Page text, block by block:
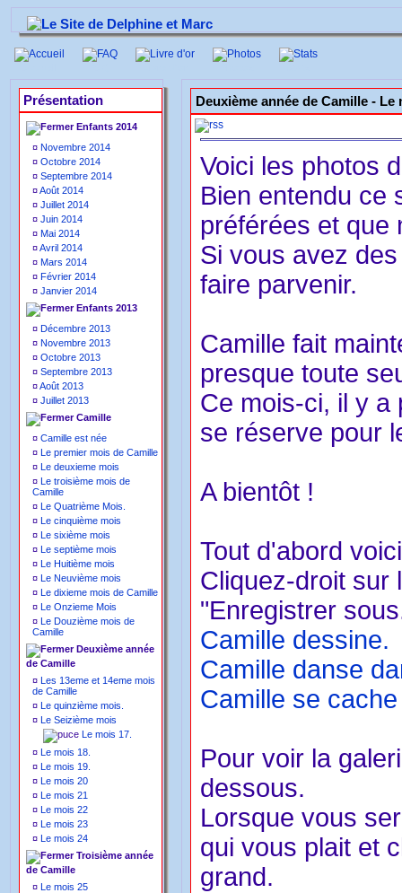
Présentation
Enfants 2014
¤ Novembre 2014
¤ Octobre 2014
¤ Septembre 2014
¤Août 2014
¤ Juillet 2014
¤ Juin 2014
¤ Mai 2014
¤Avril 2014
¤ Mars 2014
¤ Février 2014
¤ Janvier 2014
Enfants 2013
¤ Décembre 2013
¤ Novembre 2013
¤ Octobre 2013
¤ Septembre 2013
¤Août 2013
¤ Juillet 2013
Camille
¤ Camille est née
¤ Le premier mois de Camille
¤ Le deuxieme mois
¤ Le troisième mois de
Camille
¤ Le Quatrième Mois.
¤ Le cinquième mois
¤ Le sixième mois
¤ Le septième mois
¤ Le Huitième mois
¤ Le Neuvième mois
¤ Le dixieme mois de Camille
¤ Le Onzieme Mois
¤ Le Douzième mois de
Camille
Deuxième année
de Camille
¤ Les 13eme et 14eme mois
de Camille
¤ Le quinzième mois.
¤ Le Seizième mois
Le mois 17.
¤ Le mois 18.
¤ Le mois 19.
¤ Le mois 20
¤ Le mois 21
¤ Le mois 22
¤ Le mois 23
¤ Le mois 24
Troisième année
de Camille
¤ Le mois 25
Deuxième année de Camille - Le
Voici les photos
Bien entendu ce
préférées et que
Si vous avez
faire parvenir.
Camille fait
presque toute
Ce mois-ci, il y a
se réserve pour
A bientôt !
Tout d'abord
Cliquez-droit sur
"Enregistrer
Camille dessine.
Camille danse
Camille se
Pour voir la
dessous.
Lorsque vous
qui vous plait et
grand.